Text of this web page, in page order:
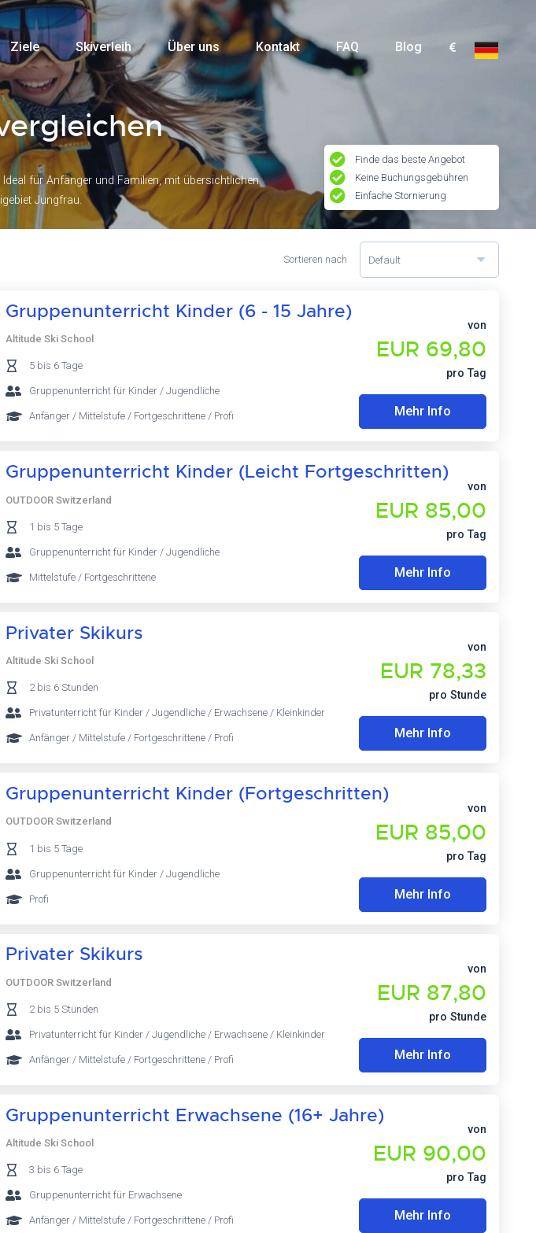
Ziele Skiverleih Über uns Kontakt FAQ Blog
für Anfänger und Familien, mit übersichtlichen
Jungfrau.
Finde das beste Angebot
Keine Buchungsgebühren
Einfache Stornierung
Sortieren nach Default
Gruppenunterricht Kinder (6 - 15 Jahre)
Altitude Ski School
5 bis 6 Tage
Gruppenunterricht für Kinder / Jugendliche
Anfänger / Mittelstufe / Fortgeschrittene / Profi
von
EUR 69,80
pro Tag
Mehr Info
Gruppenunterricht Kinder (Leicht Fortgeschritten)
OUTDOOR Switzerland
1 bis 5 Tage
Gruppenunterricht für Kinder / Jugendliche
Mittelstufe / Fortgeschrittene
von
EUR 85,00
pro Tag
Mehr Info
Privater Skikurs
Altitude Ski School
2 bis 6 Stunden
Privatunterricht für Kinder / Jugendliche / Erwachsene / Kleinkinder
Anfänger / Mittelstufe / Fortgeschrittene / Profi
von
EUR 78,33
pro Stunde
Mehr Info
Gruppenunterricht Kinder (Fortgeschritten)
OUTDOOR Switzerland
1 bis 5 Tage
Gruppenunterricht für Kinder / Jugendliche
Profi
von
EUR 85,00
pro Tag
Mehr Info
Privater Skikurs
OUTDOOR Switzerland
2 bis 5 Stunden
Privatunterricht für Kinder / Jugendliche / Erwachsene / Kleinkinder
Anfänger / Mittelstufe / Fortgeschrittene / Profi
von
EUR 87,80
pro Stunde
Mehr Info
Gruppenunterricht Erwachsene (16+ Jahre)
Altitude Ski School
3 bis 6 Tage
Gruppenunterricht für Erwachsene
Anfänger / Mittelstufe / Fortgeschrittene / Profi
von
EUR 90,00
pro Tag
Mehr Info